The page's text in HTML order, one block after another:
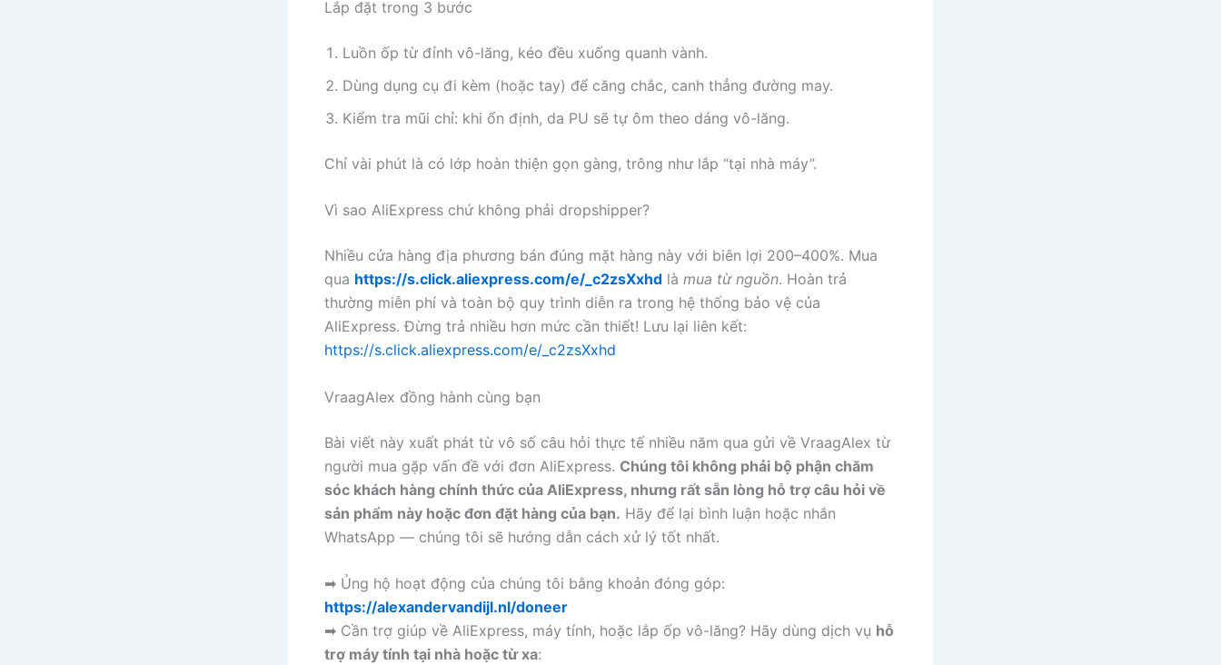
Lắp đặt trong 3 bước
Luồn ốp từ đỉnh vô-lăng, kéo đều xuống quanh vành.
Dùng dụng cụ đi kèm (hoặc tay) để căng chắc, canh thẳng đường may.
Kiểm tra mũi chỉ: khi ổn định, da PU sẽ tự ôm theo dáng vô-lăng.
Chỉ vài phút là có lớp hoàn thiện gọn gàng, trông như lắp “tại nhà máy”.
Vì sao AliExpress chứ không phải dropshipper?
Nhiều cửa hàng địa phương bán đúng mặt hàng này với biên lợi 200–400%. Mua
qua https://s.click.aliexpress.com/e/_c2zsXxhd là mua từ nguồn. Hoàn trả
thường miễn phí và toàn bộ quy trình diễn ra trong hệ thống bảo vệ của
AliExpress. Đừng trả nhiều hơn mức cần thiết! Lưu lại liên kết:
https://s.click.aliexpress.com/e/_c2zsXxhd
VraagAlex đồng hành cùng bạn
Bài viết này xuất phát từ vô số câu hỏi thực tế nhiều năm qua gửi về VraagAlex từ
người mua gặp vấn đề với đơn AliExpress. Chúng tôi không phải bộ phận chăm
sóc khách hàng chính thức của AliExpress, nhưng rất sẵn lòng hỗ trợ câu hỏi về
sản phẩm này hoặc đơn đặt hàng của bạn. Hãy để lại bình luận hoặc nhắn
WhatsApp — chúng tôi sẽ hướng dẫn cách xử lý tốt nhất.
➡ Ủng hộ hoạt động của chúng tôi bằng khoản đóng góp:
https://alexandervandijl.nl/doneer
➡ Cần trợ giúp về AliExpress, máy tính, hoặc lắp ốp vô-lăng? Hãy dùng dịch vụ hỗ
trợ máy tính tại nhà hoặc từ xa: